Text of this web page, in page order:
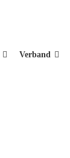
Verband